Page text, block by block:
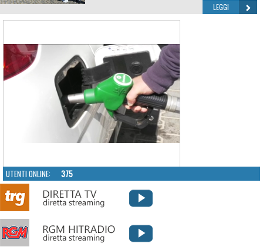
LEGGI
UTENTI ONLINE: 375